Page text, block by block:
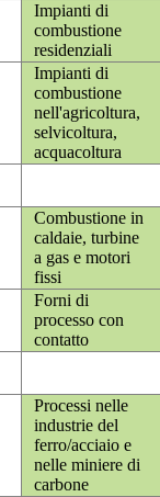
Impianti di
combustione
residenziali
Impianti di
combustione
nell'agricoltura,
selvicoltura,
acquacoltura
Combustione in
caldaie, turbine
a gas e motori
fissi
Forni di
processo con
contatto
Processi nelle
industrie del
ferro/acciaio e
nelle miniere di
carbone